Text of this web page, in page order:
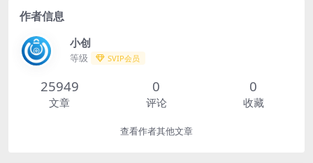
作者信息
小创
等级 SVIP会员
25949
文章
0
评论
0
收藏
查看作者其他文章